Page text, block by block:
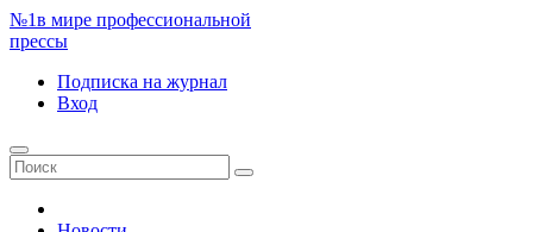
№1в мире профессиональной
прессы
Подписка на журнал
Вход